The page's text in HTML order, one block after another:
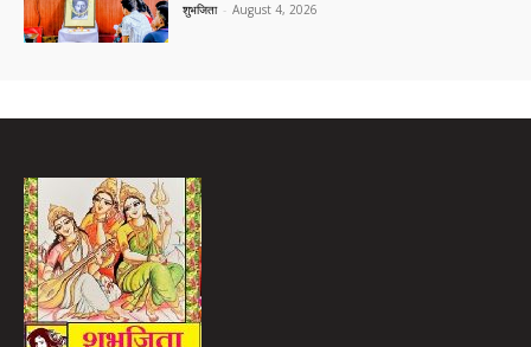
शुभजिता - August 4, 2026